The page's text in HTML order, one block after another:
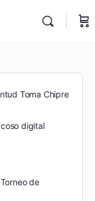
Toma Chipre
digital
de